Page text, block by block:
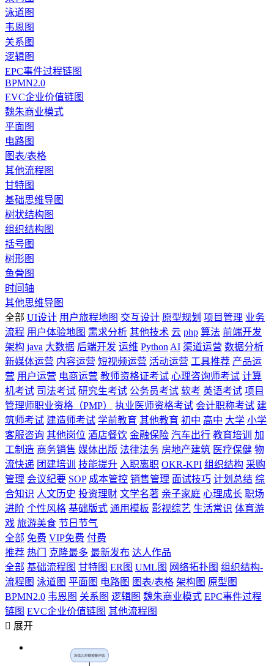
泳道图
韦恩图
关系图
逻辑图
EPC事件过程链图
BPMN2.0
EVC企业价值链图
魏朱商业模式
平面图
电路图
图表/表格
其他流程图
甘特图
基础思维导图
树状结构图
组织结构图
括号图
树形图
鱼骨图
时间轴
其他思维导图
全部 UI设计 用户旅程地图 交互设计 原型规划 项目管理 业务
流程 用户体验地图 需求分析 其他技术 云 php 算法 前端开发
架构 java 大数据 后端开发 运维 Python AI 渠道运营 数据分析
新媒体运营 内容运营 短视频运营 活动运营 工具推荐 产品运
营 用户运营 电商运营 教师资格证考试 心理咨询师考试 计算
机考试 司法考试 研究生考试 公务员考试 软考 英语考试 项目
管理师职业资格（PMP）
执业医师资格考试 会计职称考试 建
筑师考试 建造师考试 学前教育 其他教育 初中 高中 大学 小学
客服咨询 其他岗位 酒店餐饮 金融保险 汽车出行 教育培训
加
工制造 商务销售 媒体出版 法律法务 房地产建筑 医疗保健 物
流快递 团建培训 技能提升 入职离职 OKR-KPI 组织结构 采购
管理 会议纪要 SOP 成本管控 销售管理 面试技巧 计划总结 综
合知识 人文历史 投资理财 文学名著 亲子家庭 心理成长 职场
进阶 个性风格 基础版式 通用模板 影视综艺 生活常识 体育游
戏 旅游美食 节日节气
全部 免费 VIP免费 付费
推荐 热门 克隆最多 最新发布 达人作品
全部 基础流程图 甘特图 ER图 UML图 网络拓扑图 组织结构-
流程图 泳道图 平面图 电路图 图表/表格 架构图 原型图
BPMN2.0 韦恩图 关系图 逻辑图 魏朱商业模式 EPC事件过程
链图 EVC企业价值链图 其他流程图
 展开